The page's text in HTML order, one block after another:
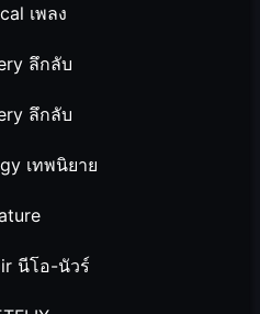
เพลง
ลึกลับ
ลึกลับ
เทพนิยาย
นีโอ-นัวร์